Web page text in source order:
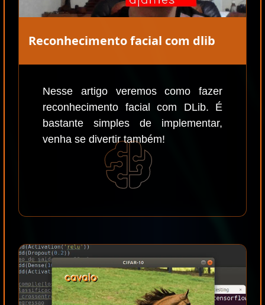
Reconhecimento facial com dlib
Nesse artigo veremos como fazer
reconhecimento facial com DLib. É
bastante simples de implementar,
venha se divertir também!